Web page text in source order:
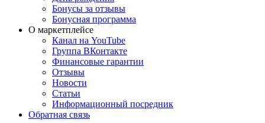
Бонусы за отзывы
Бонусная программа
О маркетплейсе
Канал на YouTube
Группа ВКонтакте
Финансовые гарантии
Отзывы
Новости
Статьи
Информационный посредник
Обратная связь